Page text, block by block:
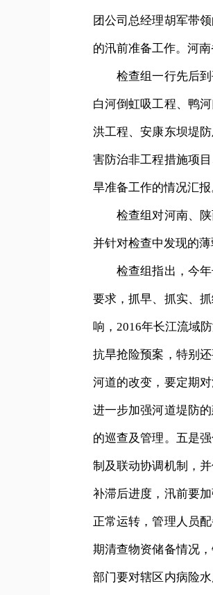
团公司总经理胡军带
的汛前准备工作。河
检查组一行先后到
白河倒虹吸工程、鸭
洪工程、安康东坝堤
害防治非工程措施项
旱准备工作的情况汇报
检查组对河南、陕
并针对检查中发现的
检查组指出，今年
要求，抓早、抓实、
响，2016年长江流域
抗旱抢险预案，特别
河道的改变，要定期
进一步加强河道堤防
的巡查及管理。五是
制及联动协调机制，
补滞后进度，汛前要
正常运转，管理人员
期清查物资储备情况
部门要对辖区内病险